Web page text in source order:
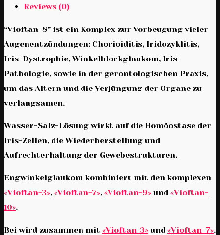
Reviews (0)
“Vioftan-8” ist ein Komplex zur Vorbeugung vieler
Augenentzündungen: Chorioiditis, Iridozyklitis,
Iris-Dystrophie, Winkelblockglaukom, Iris-
Pathologie, sowie in der gerontologischen Praxis,
um das Altern und die Verjüngung der Organe zu
verlangsamen.
Wasser-Salz-Lösung wirkt auf die Homöostase der
Iris-Zellen, die Wiederherstellung und
Aufrechterhaltung der Gewebestrukturen.
Engwinkelglaukom kombiniert mit den komplexen
«Vioftan-3», «Vioftan-7», «Vioftan-9» und «Vioftan-
10».
Bei wird zusammen mit «Vioftan-3» und «Vioftan-7».